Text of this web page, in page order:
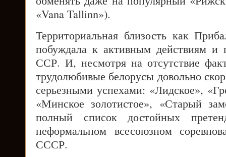
«Vana Tallinn»).
Территориальная близость как
побуждала к активным действиям и
ССР. И, несмотря на отсутствие
трудолюбивые белорусы довольно
серьезными успехами: «Лидское»,
«Минское золотистое», «Старый
полный список достойных
неформальном всесоюзном
СССР.